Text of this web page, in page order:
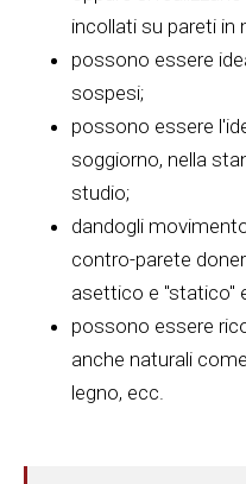
incollati su pareti in
possono essere
sospesi;
possono essere
soggiorno, nella
studio;
dandogli
contro-parete
asettico e "statico"
possono essere
anche naturali
legno, ecc.